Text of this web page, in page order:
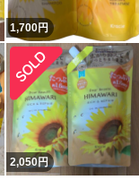
いいね！
1,700円
2,050円